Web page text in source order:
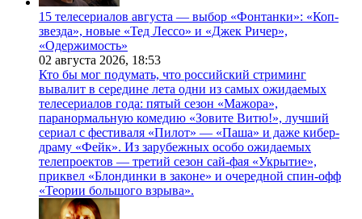
15 телесериалов августа — выбор «Фонтанки»: «Коп-
звезда», новые «Тед Лессо» и «Джек Ричер»,
«Одержимость»
02 августа 2026, 18:53
Кто бы мог подумать, что российский стриминг
вывалит в середине лета одни из самых ожидаемых
телесериалов года: пятый сезон «Мажора»,
паранормальную комедию «Зовите Витю!», лучший
сериал с фестиваля «Пилот» — «Паша» и даже кибер-
драму «Фейк». Из зарубежных особо ожидаемых
телепроектов — третий сезон сай-фая «Укрытие»,
приквел «Блондинки в законе» и очередной спин-офф
«Теории большого взрыва».